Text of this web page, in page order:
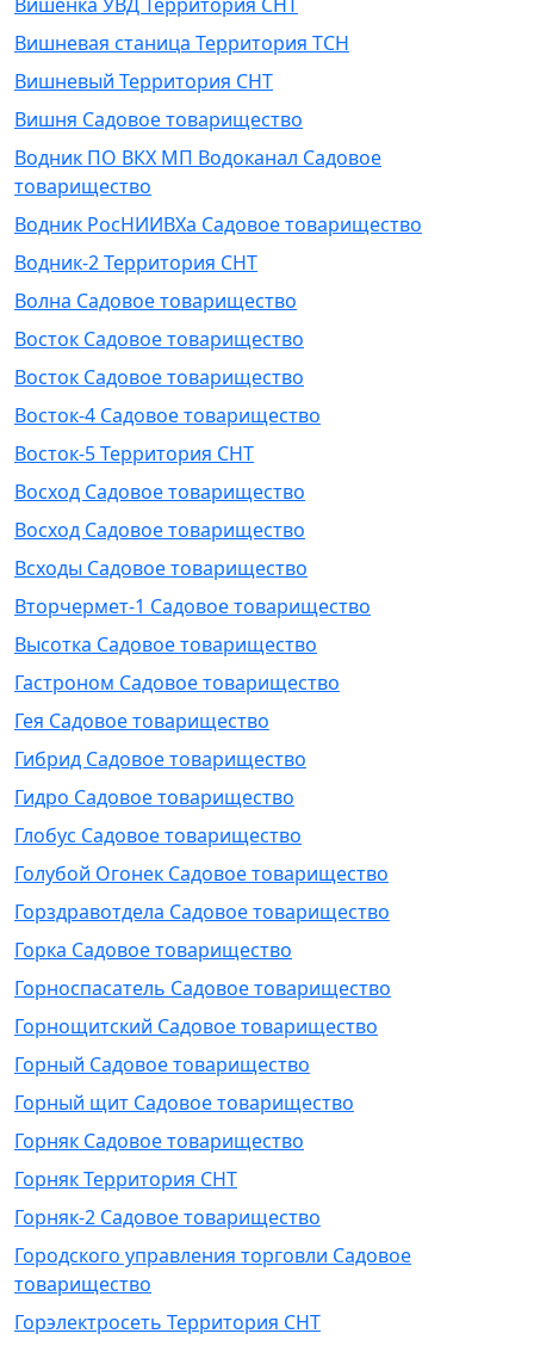
Вишневая станица Территория ТСН
Вишневый Территория СНТ
Вишня Садовое товарищество
Водник ПО ВКХ МП Водоканал Садовое
товарищество
Водник РосНИИВХа Садовое товарищество
Водник-2 Территория СНТ
Волна Садовое товарищество
Восток Садовое товарищество
Восток Садовое товарищество
Восток-4 Садовое товарищество
Восток-5 Территория СНТ
Восход Садовое товарищество
Восход Садовое товарищество
Всходы Садовое товарищество
Вторчермет-1 Садовое товарищество
Высотка Садовое товарищество
Гастроном Садовое товарищество
Гея Садовое товарищество
Гибрид Садовое товарищество
Гидро Садовое товарищество
Глобус Садовое товарищество
Голубой Огонек Садовое товарищество
Горздравотдела Садовое товарищество
Горка Садовое товарищество
Горноспасатель Садовое товарищество
Горнощитский Садовое товарищество
Горный Садовое товарищество
Горный щит Садовое товарищество
Горняк Садовое товарищество
Горняк Территория СНТ
Горняк-2 Садовое товарищество
Городского управления торговли Садовое
товарищество
Горэлектросеть Территория СНТ